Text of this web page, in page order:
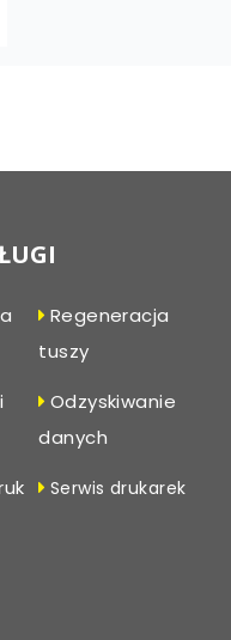
Regeneracja
tuszy
Odzyskiwanie
danych
Serwis drukarek